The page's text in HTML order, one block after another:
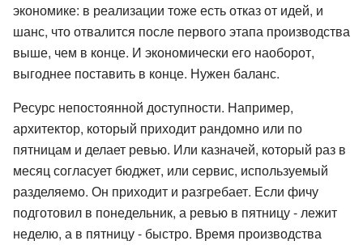
экономике: в реализации тоже есть отказ от идей, и
шанс, что отвалится после первого этапа производства
выше, чем в конце. И экономически его наоборот,
выгоднее поставить в конце. Нужен баланс.
Ресурс непостоянной доступности. Например,
архитектор, который приходит рандомно или по
пятницам и делает ревью. Или казначей, который раз в
месяц согласует бюджет, или сервис, используемый
разделяемо. Он приходит и разгребает. Если фичу
подготовил в понедельник, а ревью в пятницу - лежит
неделю, а в пятницу - быстро. Время производства